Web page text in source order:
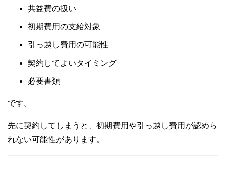
共益費の扱い
初期費用の支給対象
引っ越し費用の可能性
契約してよいタイミング
必要書類
です。
先に契約してしまうと、初期費用や引っ越し費用が認めら
れない可能性があります。